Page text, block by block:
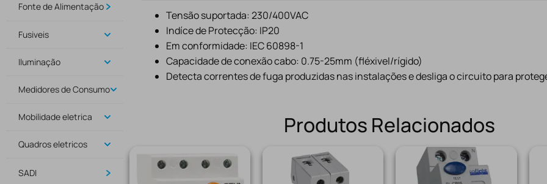
Fonte de Alimentação
Fusiveis
Iluminação
Medidores de Consumo
Mobilidade eletrica
Quadros eletricos
SADI
Tensão suportada: 230/400VAC
Indíce de Protecção: IP20
Em conformidade: IEC 60898-1
Capacidade de conexão cabo: 0.75-25mm (fléxivel/rígido)
Detecta correntes de fuga produzidas nas instalações e desliga o circuito para
Produtos Relacionados